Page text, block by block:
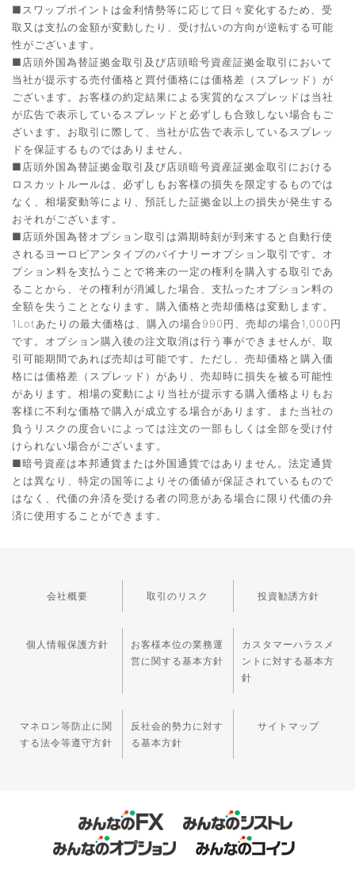
■スワップポイントは金利情勢等に応じて日々変化するため、受
取又は支払の金額が変動したり、受け払いの方向が逆転する可能
性がございます。
■店頭外国為替証拠金取引及び店頭暗号資産証拠金取引において
当社が提示する売付価格と買付価格には価格差（スプレッド）が
ございます。お客様の約定結果による実質的なスプレッドは当社
が広告で表示しているスプレッドと必ずしも合致しない場合もご
ざいます。お取引に際して、当社が広告で表示しているスプレッ
ドを保証するものではありません。
■店頭外国為替証拠金取引及び店頭暗号資産証拠金取引における
ロスカットルールは、必ずしもお客様の損失を限定するものでは
なく、相場変動等により、預託した証拠金以上の損失が発生する
おそれがございます。
■店頭外国為替オプション取引は満期時刻が到来すると自動行使
されるヨーロピアンタイプのバイナリーオプション取引です。オ
プション料を支払うことで将来の一定の権利を購入する取引であ
ることから、その権利が消滅した場合、支払ったオプション料の
全額を失うこととなります。購入価格と売却価格は変動します。
1Lotあたりの最大価格は、購入の場合990円、売却の場合1,000円
です。オプション購入後の注文取消は行う事ができませんが、取
引可能期間であれば売却は可能です。ただし、売却価格と購入価
格には価格差（スプレッド）があり、売却時に損失を被る可能性
があります。相場の変動により当社が提示する購入価格よりもお
客様に不利な価格で購入が成立する場合があります。また当社の
負うリスクの度合いによっては注文の一部もしくは全部を受け付
けられない場合がございます。
■暗号資産は本邦通貨または外国通貨ではありません。法定通貨
とは異なり、特定の国等によりその価値が保証されているもので
はなく、代価の弁済を受ける者の同意がある場合に限り代価の弁
済に使用することができます。
会社概要 取引のリスク 投資勧誘方針
個人情報保護方針
お客様本位の業務運
営に関する基本方針
カスタマーハラスメ
ントに対する基本方
針
マネロン等防止に関
する法令等遵守方針
反社会的勢力に対す
る基本方針
サイトマップ